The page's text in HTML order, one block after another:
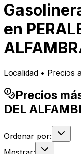
en
Localidad • Precios
Precios
DEL
Ordenar por:
Mostrar: